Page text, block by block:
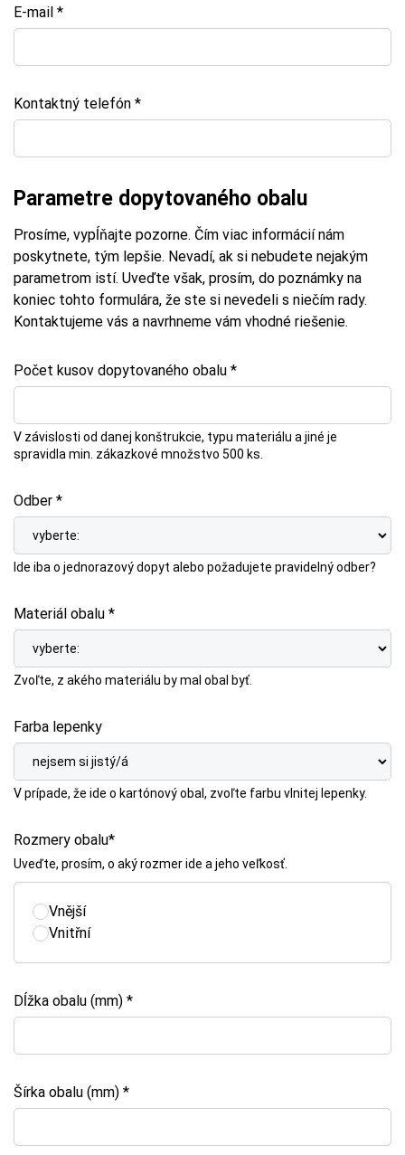
E-mail *
Kontaktný telefón *
Parametre dopytovaného obalu
Prosíme, vypĺňajte pozorne. Čím viac informácií nám
poskytnete, tým lepšie. Nevadí, ak si nebudete nejakým
parametrom istí. Uveďte však, prosím, do poznámky na
koniec tohto formulára, že ste si nevedeli s niečím rady.
Kontaktujeme vás a navrhneme vám vhodné riešenie.
Počet kusov dopytovaného obalu *
V závislosti od danej konštrukcie, typu materiálu a jiné je
spravidla min. zákazkové množstvo 500 ks.
Odber *
Ide iba o jednorazový dopyt alebo požadujete pravidelný odber?
Materiál obalu *
Zvoľte, z akého materiálu by mal obal byť.
Farba lepenky
V prípade, že ide o kartónový obal, zvoľte farbu vlnitej lepenky.
Rozmery obalu*
Uveďte, prosím, o aký rozmer ide a jeho veľkosť.
Vnější
Vnitřní
Dĺžka obalu (mm) *
Šírka obalu (mm) *